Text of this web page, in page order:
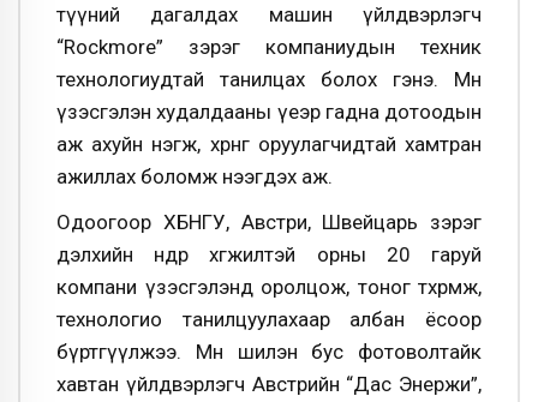
түүний дагалдах машин үйлдвэрлэгч
“Rockmore” зэрэг компаниудын техник
технологиудтай танилцах болох гэнэ. Мөн
үзэсгэлэн худалдааны үеэр гадна дотоодын
аж ахуйн нэгж, хөрөнгө оруулагчидтай хамтран
ажиллах боломж нээгдэх аж.
Одоогоор ХБНГУ, Австри, Швейцарь зэрэг
дэлхийн өндөр хөгжилтэй орны 20 гаруй
компани үзэсгэлэнд оролцож, тоног төхөөрөмж,
технологио танилцуулахаар албан ёсоор
бүртгүүлжээ. Мөн шилэн бус фотоволтайк
хавтан үйлдвэрлэгч Австрийн “Дас Энержи”,